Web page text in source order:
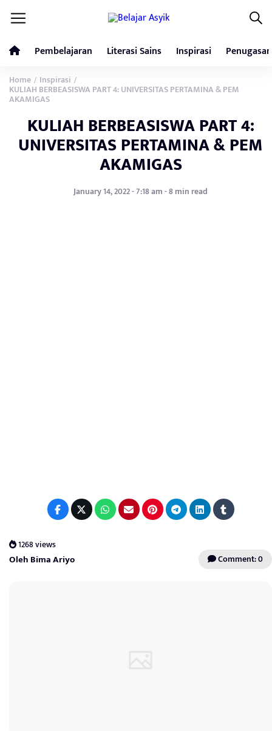
Pembelajaran Literasi Sains Inspirasi Penugasan
Home / Inspirasi /
KULIAH BERBEASISWA PART 4: UNIVERSITAS PERTAMINA & PEM
AKAMIGAS
KULIAH BERBEASISWA PART 4:
UNIVERSITAS PERTAMINA & PEM
AKAMIGAS
January 14, 2022 - 7:18 am - 8 min read
1268 views
Oleh Bima Ariyo Comment: 0